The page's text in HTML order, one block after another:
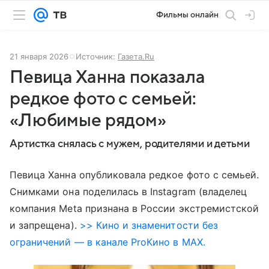
Фильмы онлайн
21 января 2026 Источник: Газета.Ru
Певица Ханна показала
редкое фото с семьей:
«Любимые рядом»
Артистка снялась с мужем, родителями и детьми
Певица Ханна опубликовала редкое фото с семьей.
Снимками она поделилась в Instagram (владелец
компания Meta признана в России экстремистской
и запрещена). >> Кино и знаменитости без
ограничений — в канале ProКино в MAX.